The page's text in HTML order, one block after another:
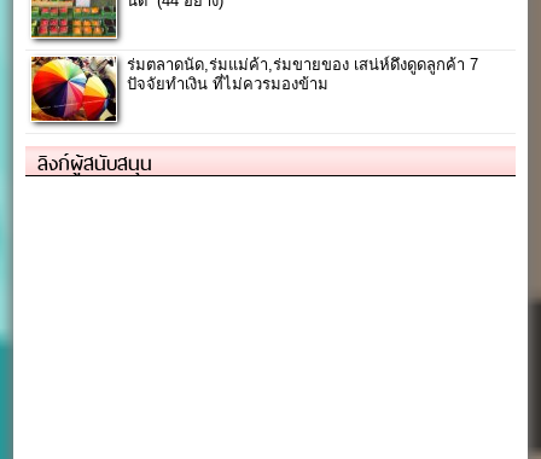
ร่มตลาดนัด,ร่มแม่ค้า,ร่มขายของ เสน่ห์ดึงดูดลูกค้า 7
ปัจจัยทำเงิน ที่ไม่ควรมองข้าม
ลิงก์ผู้สนับสนุน